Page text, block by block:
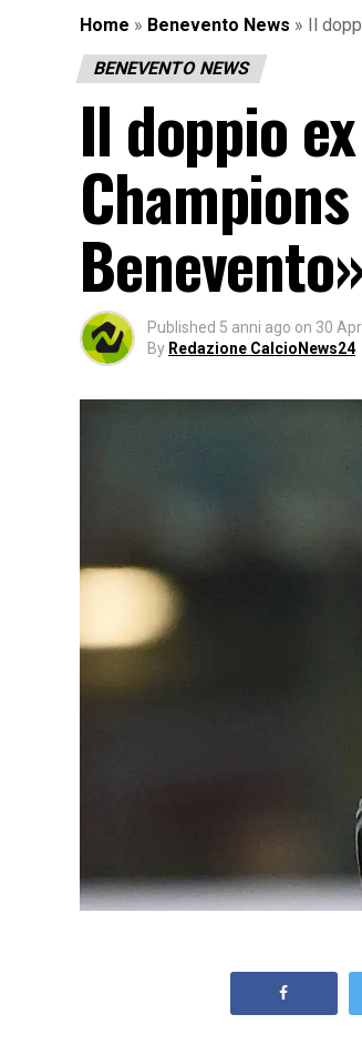
Home » Benevento News » Il
BENEVENTO NEWS
Il doppio
Published 5 anni ago on 30
By Redazione CalcioNews24